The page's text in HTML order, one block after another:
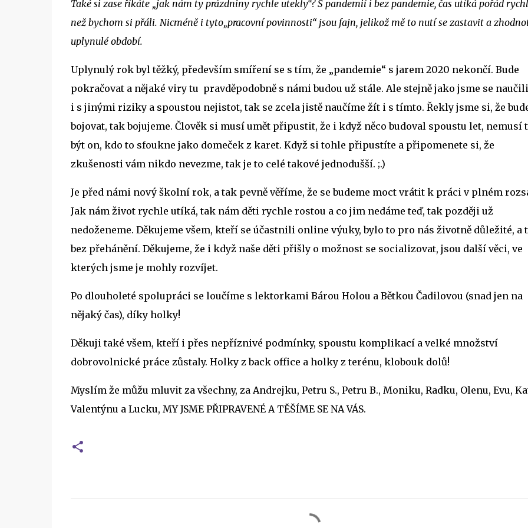
Také si zase říkáte „jak nám ty prázdniny rychle utekly“? S pandemií i bez pandemie, čas utíká pořád
než bychom si přáli. Nicméně i tyto„pracovní povinnosti“ jsou fajn, jelikož mě to nutí se zastavit a
uplynulé období.
Uplynulý rok byl těžký, především smíření se s tím, že „pandemie“ s jarem 2020 nekončí. Bude
pokračovat a nějaké viry tu pravděpodobně s námi budou už stále. Ale stejně jako jsme se
i s jinými riziky a spoustou nejistot, tak se zcela jistě naučíme žít i s tímto. Řekly jsme si, že
bojovat, tak bojujeme. Člověk si musí umět připustit, že i když něco budoval spoustu let, nemusí
být on, kdo to sfoukne jako domeček z karet. Když si tohle připustíte a připomenete si, že
zkušenosti vám nikdo nevezme, tak je to celé takové jednodušší. ;.)
Je před námi nový školní rok, a tak pevně věříme, že se budeme moct vrátit k práci v plném
Jak nám život rychle utíká, tak nám děti rychle rostou a co jim nedáme teď, tak později už
nedoženeme. Děkujeme všem, kteří se účastnili online výuky, bylo to pro nás životně důležité, a
bez přehánění. Děkujeme, že i když naše děti přišly o možnost se socializovat, jsou další věci, ve
kterých jsme je mohly rozvíjet.
Po dlouholeté spolupráci se loučíme s lektorkami Bárou Holou a Bětkou Čadilovou (snad jen na
nějaký čas), díky holky!
Děkuji také všem, kteří i přes nepříznivé podmínky, spoustu komplikací a velké množství
dobrovolnické práce zůstaly. Holky z back office a holky z terénu, klobouk dolů!
Myslím že můžu mluvit za všechny, za Andrejku, Petru S., Petru B., Moniku, Radku, Olenu, Evu,
Valentýnu a Lucku, MY JSME PŘIPRAVENÉ A TĚŠÍME SE NA VÁS.